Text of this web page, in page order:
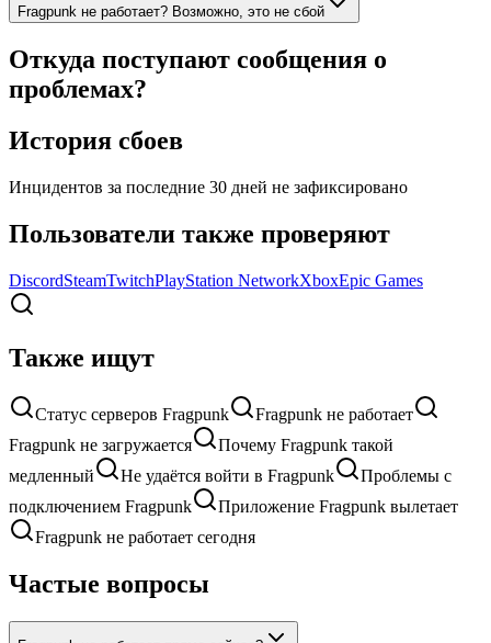
Fragpunk не работает? Возможно, это не сбой
Откуда поступают сообщения о
проблемах?
История сбоев
Инцидентов за последние 30 дней не зафиксировано
Пользователи также проверяют
DiscordSteamTwitchPlayStation NetworkXboxEpic Games
Также ищут
Статус серверов Fragpunk
Fragpunk не работает
Fragpunk не загружается
Почему Fragpunk такой
медленный
Не удаётся войти в Fragpunk
Проблемы с
подключением Fragpunk
Приложение Fragpunk вылетает
Fragpunk не работает сегодня
Частые вопросы